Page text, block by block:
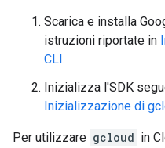
Scarica e installa
istruzioni riportate in
CLI.
Inizializza l'SDK
Inizializzazione di
Per utilizzare gcloud in